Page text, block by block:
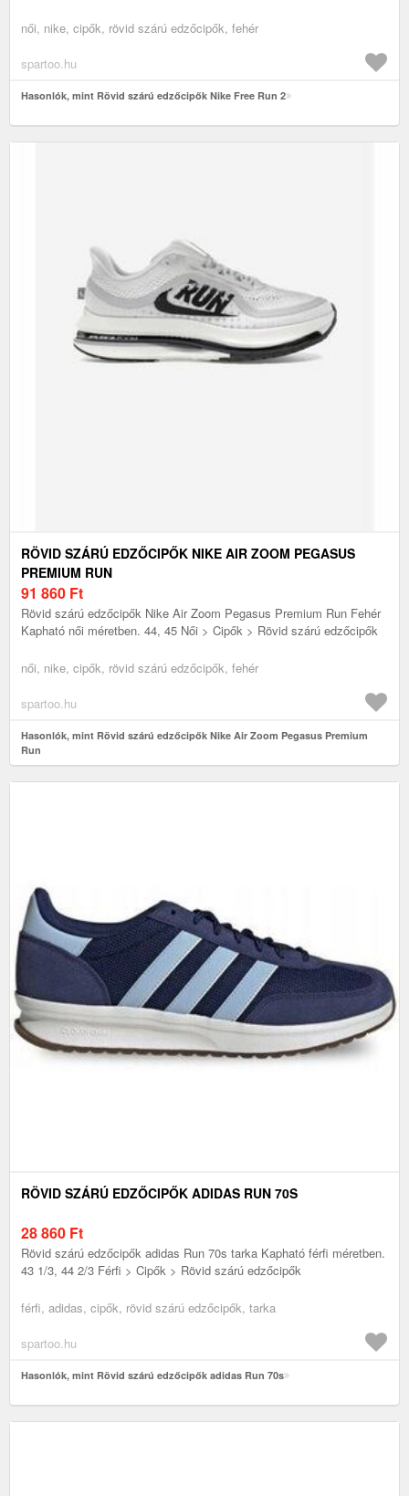
női, nike, cipők, rövid szárú edzőcipők, fehér
spartoo.hu
Hasonlók, mint Rövid szárú edzőcipők Nike Free Run 2
RÖVID SZÁRÚ EDZŐCIPŐK NIKE AIR ZOOM PEGASUS
PREMIUM RUN
91 860 Ft
Rövid szárú edzőcipők Nike Air Zoom Pegasus Premium Run Fehér
Kapható női méretben. 44, 45 Női > Cipők > Rövid szárú edzőcipők
női, nike, cipők, rövid szárú edzőcipők, fehér
spartoo.hu
Hasonlók, mint Rövid szárú edzőcipők Nike Air Zoom Pegasus Premium
Run
RÖVID SZÁRÚ EDZŐCIPŐK ADIDAS RUN 70S
28 860 Ft
Rövid szárú edzőcipők adidas Run 70s tarka Kapható férfi méretben.
43 1/3, 44 2/3 Férfi > Cipők > Rövid szárú edzőcipők
férfi, adidas, cipők, rövid szárú edzőcipők, tarka
spartoo.hu
Hasonlók, mint Rövid szárú edzőcipők adidas Run 70s